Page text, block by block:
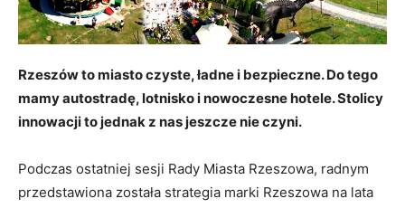
Rzeszów to miasto czyste, ładne i bezpieczne. Do tego
mamy autostradę, lotnisko i nowoczesne hotele. Stolicy
innowacji to jednak z nas jeszcze nie czyni.
Podczas ostatniej sesji Rady Miasta Rzeszowa, radnym
przedstawiona została strategia marki Rzeszowa na lata